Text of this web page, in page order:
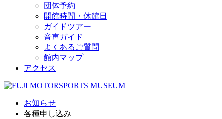
団体予約
開館時間・休館日
ガイドツアー
音声ガイド
よくあるご質問
館内マップ
アクセス
お知らせ
各種申し込み